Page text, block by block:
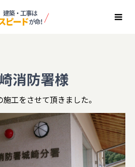
消防署様
工をさせて頂きました。